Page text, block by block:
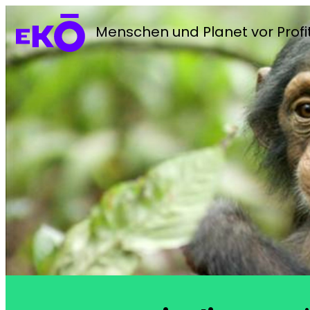
Menschen und Planet vor